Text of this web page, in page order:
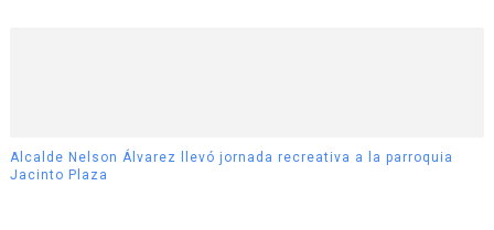
Alcalde Nelson Álvarez llevó jornada recreativa a la parroquia
Jacinto Plaza